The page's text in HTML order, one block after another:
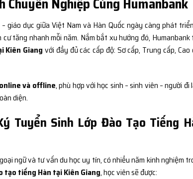
giáo dục giữa Việt Nam và Hàn Quốc ngày càng phát
tăng nhanh mỗi năm. Nắm bắt xu hướng đó,
Kiên Giangvới đầy đủ các cấp độ: Sơ cấp, Trung cấp,
online và offline, phù hợp với học sinh – sinh viên – người
diện.
Tuyển Sinh Lớp Đào Tạo Tiếng
ngữ và tư vấn du học uy tín, có nhiều năm kinh nghiệm
tạo tiếng Hàn tại Kiên Giang, học viên sẽ được: